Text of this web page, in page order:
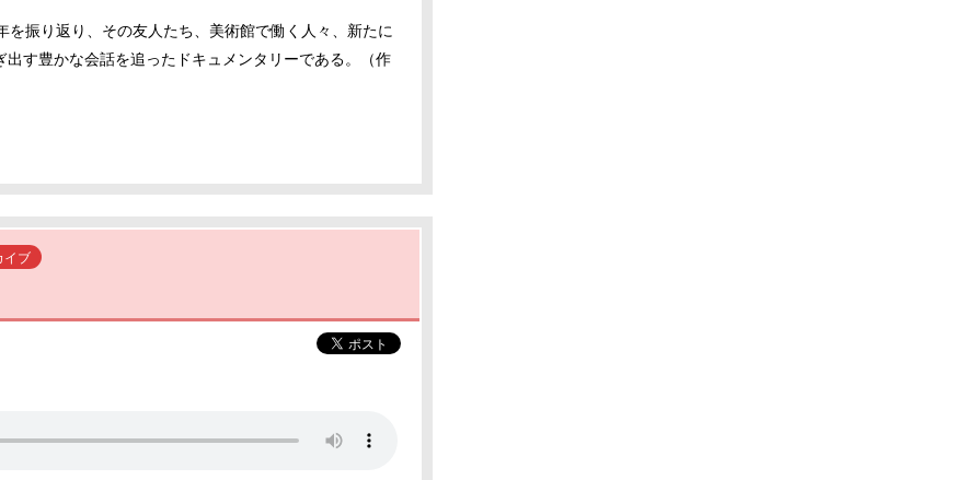
振り返り、その友人たち、美術館で働く人々、新たに
す豊かな会話を追ったドキュメンタリーである。（作
イブ